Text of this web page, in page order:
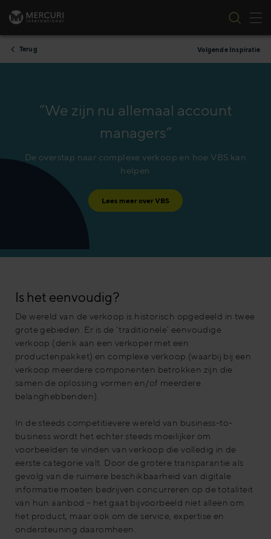
Ga naar inhoud
Terug Volgende Inspiratie
“We zijn nu allemaal account
managers”
De overstap naar complexe verkoop en hoe VBS kan
helpen
Lees meer over VBS
Is het eenvoudig?
De wereld van de verkoop is historisch opgedeeld in twee
grote gebieden. Er is de ‘traditionele’ eenvoudige
verkoop (denk aan een verkoper met een
productenpakket) en complexe verkoop (waarbij bij een
verkoop meerdere componenten betrokken zijn die
samen de oplossing vormen en/of meerdere
belanghebbenden).
In de steeds competitievere wereld van business-to-
business wordt het echter steeds moeilijker om
voorbeelden te vinden van verkoop die volledig in de
eerste categorie valt. Door de grotere transparantie als
gevolg van de ruimere beschikbaarheid van digitale
informatie moeten bedrijven concurreren op de totaliteit
van hun aanbod – het gaat bijvoorbeeld niet alleen om
het product, maar ook om de service, expertise en
ondersteuning daaromheen.